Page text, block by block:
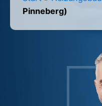
Pinneberg)